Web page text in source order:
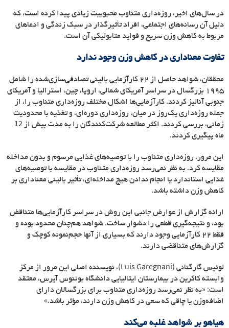
در سالهای اخیر، روزهداری متناوب محبوبیت زیادی پیدا کرده است، که
دلیل آن رسانههای اجتماعی، افراد تأثیرگذار در سبک زندگی و ادعاهای
مربوط به کاهش وزن سریع و فواید متابولیکی آن است.
تفاوت معناداری در کاهش وزن وجود ندارد
محققان، شواهد حاصل از ۲۲ کارآزمایی بالینی تصادفی سازیشده را شامل
۱۹۹۵ بزرگسال در سراسر آمریکای شمالی، اروپا، چین، استرالیا و آمریکای
جنوبی آنالیز کردند. کارآزماییها اشکال مختلف روزهداری متناوب را، از
جمله روزهداری یکروز در میان، روزهداری دورهای، و تغذیه با محدودیت
زمانی، بررسی کردند. اکثر مطالعه شرکت
کنندگان را به مدت بیش از 12
ماه پیگیری کردند.
این مرور، روزهداری متناوب را با توصیههای غذایی مرسوم و بدون مداخله
مقایسه کرد. به نظر نمیرسد روزهداری متناوب در مقایسه با توصیههای
غذایی استاندارد یا انجام ندادن هیچ مداخلهای، تأثیر بالینی معناداری بر
کاهش وزن داشته باشد.
ارائه گزارش از عوارض جانبی این روش در سراسر کارآزماییها متناقض
بود، و نتیجهگیری قطعی را دشوار ساخت. شواهد همچنان محدود بوده و
فقط ۲۲ کارآزمایی
وجود دارند که بسیاری از آنها حجمنمونه کوچک و
گزارشهای متناقضی دارند.
لوئیس گارگنانی (Luis Garegnani)، نویسنده اصلی این مرور از مرکز
وابسته کاکرین در بیمارستان ایتالیایی دانشگاه بوئنوس آیرس، معتقد
است: «به نظر نمیرسد روزهداری متناوب برای بزرگسالان دارای
اضافهوزن یا چاقی که سعی در کاهش وزن دارند، مؤثر باشد.»
هیاهو بر شواهد غلبه میکند